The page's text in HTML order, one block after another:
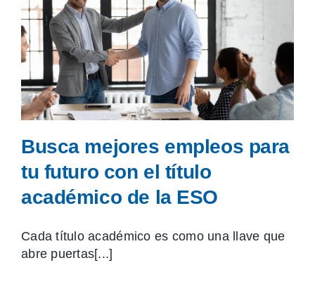
Busca mejores empleos para
tu futuro con el título
académico de la ESO
Cada título académico es como una llave que
abre puertas[...]